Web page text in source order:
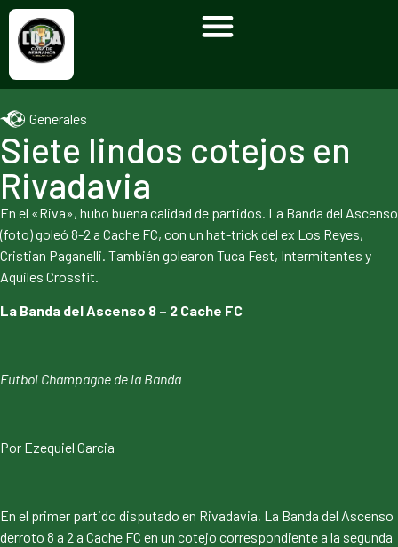
Generales
Siete lindos cotejos en
Rivadavia
En el «Riva», hubo buena calidad de partidos. La Banda del Ascenso
(foto) goleó 8-2 a Cache FC, con un hat-trick del ex Los Reyes,
Cristian Paganelli. También golearon Tuca Fest, Intermitentes y
Aquiles Crossfit.
La Banda del Ascenso 8 – 2 Cache FC
Futbol Champagne de la Banda
Por Ezequiel Garcia
En el primer partido disputado en Rivadavia, La Banda del Ascenso
derroto 8 a 2 a Cache FC en un cotejo correspondiente a la segunda